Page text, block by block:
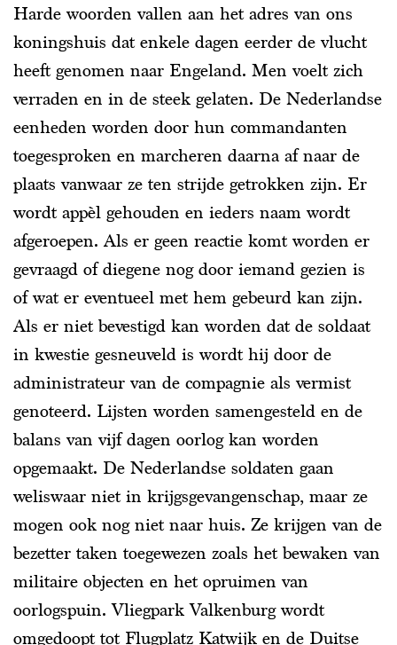
Harde woorden vallen aan het adres van ons
koningshuis dat enkele dagen eerder de vlucht
heeft genomen naar Engeland. Men voelt zich
verraden en in de steek gelaten. De Nederlandse
eenheden worden door hun commandanten
toegesproken en marcheren daarna af naar de
plaats vanwaar ze ten strijde getrokken zijn. Er
wordt appèl gehouden en ieders naam wordt
afgeroepen. Als er geen reactie komt worden er
gevraagd of diegene nog door iemand gezien is
of wat er eventueel met hem gebeurd kan zijn.
Als er niet bevestigd kan worden dat de soldaat
in kwestie gesneuveld is wordt hij door de
administrateur van de compagnie als vermist
genoteerd. Lijsten worden samengesteld en de
balans van vijf dagen oorlog kan worden
opgemaakt. De Nederlandse soldaten gaan
weliswaar niet in krijgsgevangenschap, maar ze
mogen ook nog niet naar huis. Ze krijgen van de
bezetter taken toegewezen zoals het bewaken van
militaire objecten en het opruimen van
oorlogspuin. Vliegpark Valkenburg wordt
omgedoopt tot Flugplatz Katwijk en de Duitse